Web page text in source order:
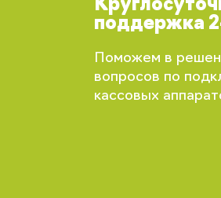
поддержка
Поможем в
вопросов по
кассовых